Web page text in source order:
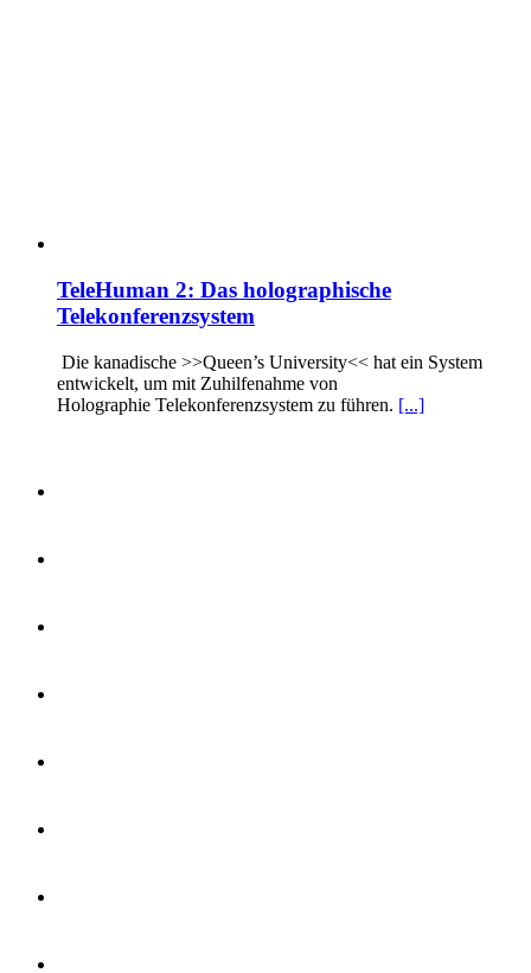
TeleHuman 2: Das holographische
Telekonferenzsystem
Die kanadische >>Queen’s University<< hat ein System
entwickelt, um mit Zuhilfenahme von
Holographie Telekonferenzsystem zu führen. [...]